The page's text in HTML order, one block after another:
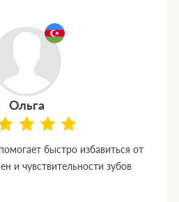
Ольга
быстро избавиться от
и чувствительности зубов